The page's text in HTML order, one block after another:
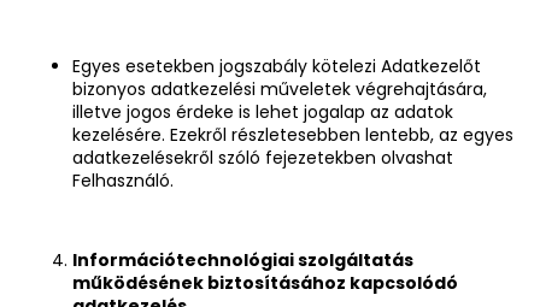
Egyes esetekben jogszabály kötelezi Adatkezelőt
bizonyos adatkezelési műveletek végrehajtására,
illetve jogos érdeke is lehet jogalap az adatok
kezelésére. Ezekről részletesebben lentebb, az egyes
adatkezelésekről szóló fejezetekben olvashat
Felhasználó.
Információtechnológiai szolgáltatás
működésének biztosításához kapcsolódó